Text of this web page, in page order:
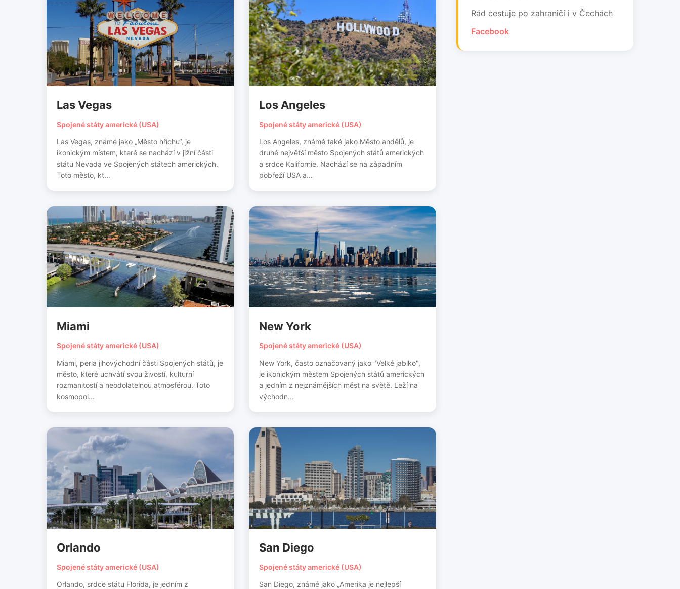
Las Vegas
Spojené státy americké (USA)
Las Vegas, známé jako „Město hříchu“, je
ikonickým místem, které se nachází v jižní části
státu Nevada ve Spojených státech amerických.
Toto město, kt...
Los Angeles
Spojené státy americké (USA)
Los Angeles, známé také jako Město andělů, je
druhé největší město Spojených států amerických
a srdce Kalifornie. Nachází se na západním
pobřeží USA a...
Miami
Spojené státy americké (USA)
Miami, perla jihovýchodní části Spojených států, je
město, které uchvátí svou živostí, kulturní
rozmanitostí a neodolatelnou atmosférou. Toto
kosmopol...
New York
Spojené státy americké (USA)
New York, často označovaný jako "Velké jablko",
je ikonickým městem Spojených států amerických
a jedním z nejznámějších měst na světě. Leží na
východn...
Orlando
Spojené státy americké (USA)
Orlando, srdce státu Florida, je jedním z
San Diego
Spojené státy americké (USA)
San Diego, známé jako „Amerika je nejlepší
Rád cestuje po zahraničí i v Čechách
Facebook